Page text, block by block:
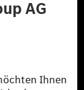
durch